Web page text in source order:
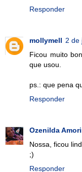
Responder
mollymell 2 de
Ficou muito
que usou.
ps.: que pena
Responder
Ozenilda
Nossa, ficou
;)
Responder